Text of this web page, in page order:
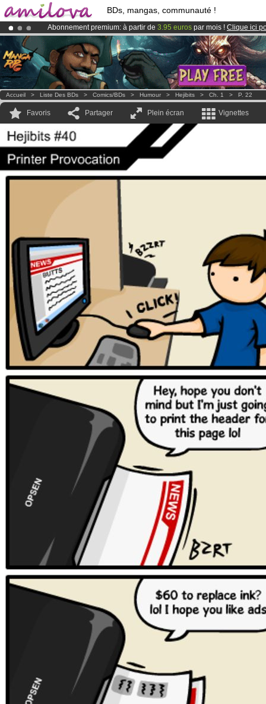
BDs, mangas, communauté !
Abonnement premium: à partir de 3.95 euros par mois ! Clique ici
LeKickstarter Amilova est désormais lancé!.
Déjà 100000membreset 1000BDs & Mangas!
Accueil > Liste Des BDs > Comics/BDs > Humour > Hejibits > Ch. 1 > P. 22
Favoris Partager Plein écran Vignettes